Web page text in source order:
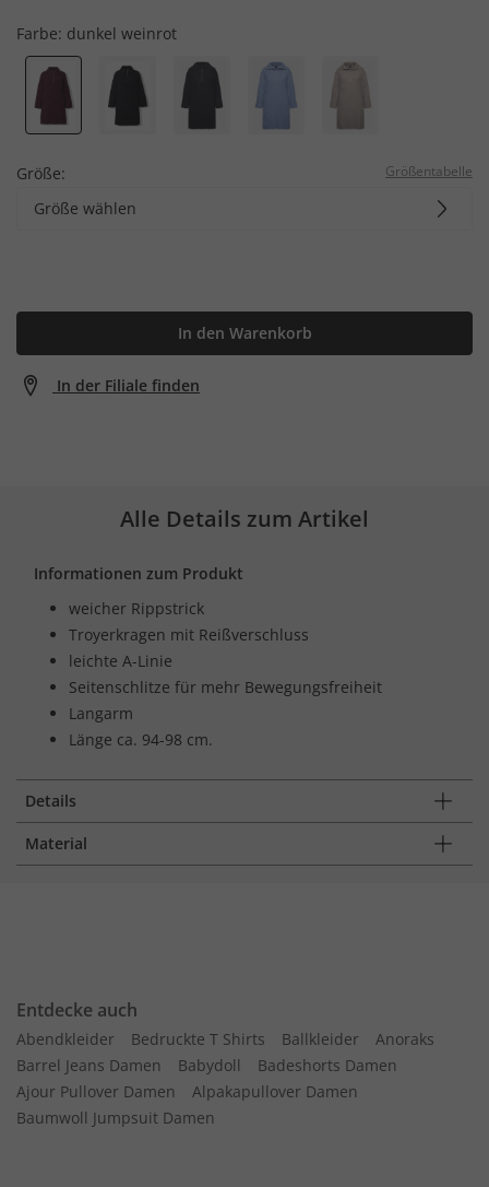
Farbe: dunkel weinrot
Größe: Größentabelle
Größe wählen
In den Warenkorb
In der Filiale finden
Alle Details zum Artikel
Informationen zum Produkt
weicher Rippstrick
Troyerkragen mit Reißverschluss
leichte A-Linie
Seitenschlitze für mehr Bewegungsfreiheit
Langarm
Länge ca. 94-98 cm.
Details
Material
Entdecke auch
Abendkleider Bedruckte T Shirts Ballkleider
Anoraks
Barrel Jeans Damen
Babydoll
Badeshorts Damen
Ajour Pullover Damen
Alpakapullover Damen
Baumwoll Jumpsuit Damen